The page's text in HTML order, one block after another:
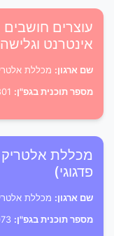
עוצרים
אינטרנט
שם ארגון: מכללת
מספר תוכנית בגפ"ן:
מכללת
פדגוגי)
שם ארגון: מכללת
מספר תוכנית בגפ"ן: